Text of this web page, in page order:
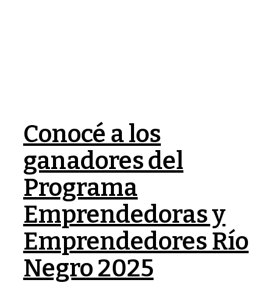
Conocé a los
ganadores del
Programa
Emprendedoras y
Emprendedores Río
Negro 2025